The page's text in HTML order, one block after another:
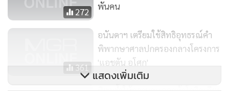
272
พันคน
361
อนันดาฯ เตรียมใช้สิทธิอุทธรณ์คำ
พิพากษาศาลปกครองกลางโครงการ
'แอชตัน อโศก'
ทิพยย้ำให้ความดูแลลูกค้าโควิดเคียง
แสดงเพิ่มเติม